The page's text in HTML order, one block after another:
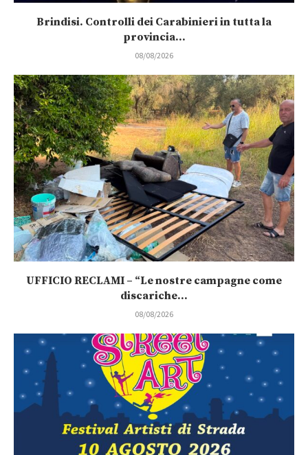
Brindisi. Controlli dei Carabinieri in tutta la
provincia...
08/08/2026
UFFICIO RECLAMI – “Le nostre campagne come
discariche...
08/08/2026